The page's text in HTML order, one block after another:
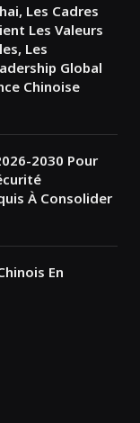
Les Cadres
Les Valeurs
Les
Global
Chinoise
2030 Pour
À Consolider
En